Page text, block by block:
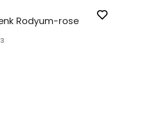
Rodyum-rose